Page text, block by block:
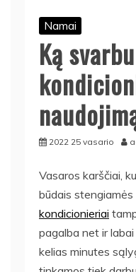
Namai
Ką
2022 25 vasario
Vasaros karščiai,
būdais
kondicionieriai
pagalba net ir
kelias minutes